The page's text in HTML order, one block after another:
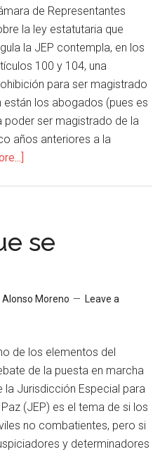
de Representantes
la ley estatutaria que
la JEP contempla, en los
100 y 104, una
para ser magistrado
están los abogados (pues es
poder ser magistrado de la
años anteriores a la
se
Alonso Moreno
Leave a
de los elementos del
de la puesta en marcha
la Jurisdicción Especial para
Paz (JEP) es el tema de si los
no combatientes, pero si
y determinadores